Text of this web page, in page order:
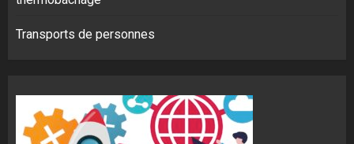
Transports de personnes